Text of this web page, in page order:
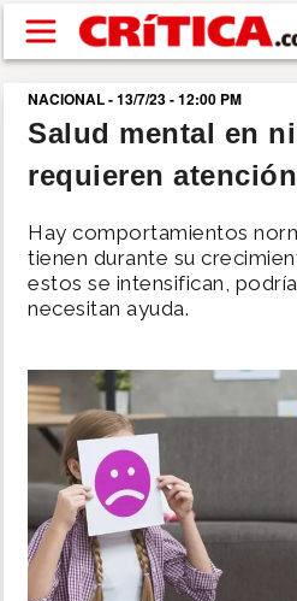
Pasar al contenido principal
buscar
SUCESOS
NACIONAL
POLÍTICA
DEPORTES
MUNDO
INSÓLITAS
NACIONAL - 13/7/23 - 12:00 PM
Salud mental en
requieren
Hay comportamientos
tienen durante su
estos se intensifican,
necesitan ayuda.